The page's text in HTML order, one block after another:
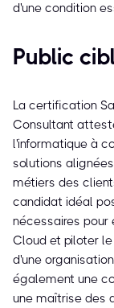
d'une condition
Public
La certification
Consultant
l'informatique à
solutions
métiers des
candidat idéal
nécessaires pour
Cloud et piloter
d'une
également une
une maîtrise des